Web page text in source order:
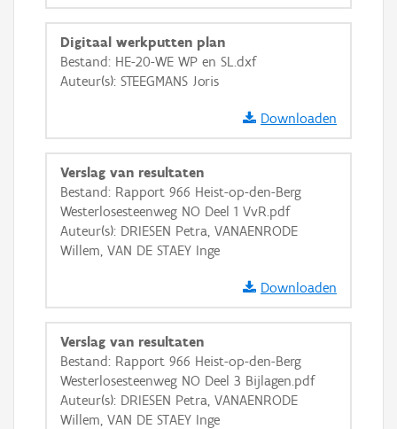
Basis Lagen
Ortho
GRB-Basiskaart
GRB-Basiskaart in grijswaarden
Digitaal werkputten plan
Bestand: HE-20-WE WP en SL.dxf
Auteur(s): STEEGMANS Joris
Downloaden
Verslag van resultaten
Bestand: Rapport 966 Heist-op-den-Berg
Westerlosesteenweg NO Deel 1 VvR.pdf
Auteur(s): DRIESEN Petra, VANAENRODE
Willem, VAN DE STAEY Inge
Downloaden
Verslag van resultaten
Bestand: Rapport 966 Heist-op-den-Berg
Westerlosesteenweg NO Deel 3 Bijlagen.pdf
Auteur(s): DRIESEN Petra, VANAENRODE
Willem, VAN DE STAEY Inge